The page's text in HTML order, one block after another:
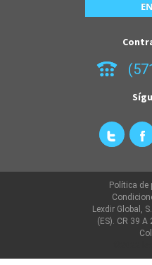
Política de
Lexdir Global,
(ES). CR 39 A